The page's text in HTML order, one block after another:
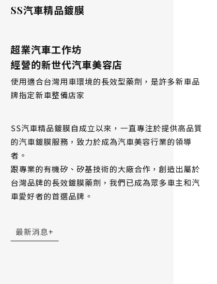
西屯區汽車鍍膜
SS汽車精品鍍膜
超業汽車工作坊
經營的新世代汽車美容店
使用適合台灣用車環境的長效型藥劑，是許多新車品
牌指定新車整備店家
SS汽車精品鍍膜自成立以來，一直專注於提供高品質
的汽車鍍膜服務，致力於成為汽車美容行業的領導
者。
跟專業的有機矽、矽基技術的大廠合作，創造出屬於
台灣品牌的長效鍍膜藥劑，我們已成為眾多車主和汽
車愛好者的首選品牌。
最新消息+